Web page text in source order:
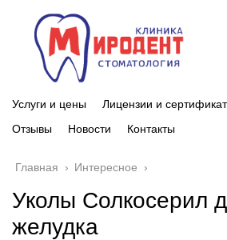
Услуги и цены Лицензии и
Отзывы
Новости Контакты
Главная › Интересное ›
Уколы Солкосерил
желудка